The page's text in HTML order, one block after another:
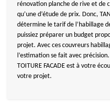
rénovation planche de rive et de
qu’une d’étude de prix. Donc,
détermine le tarif de l’habillage
puissiez préparer un budget
projet. Avec ces couvreurs
l’estimation se fait avec
TOITURE FACADE est à votre
votre projet.